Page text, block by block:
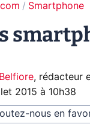
Smartphone
, rédacteur
2015 à 10h38
nous en